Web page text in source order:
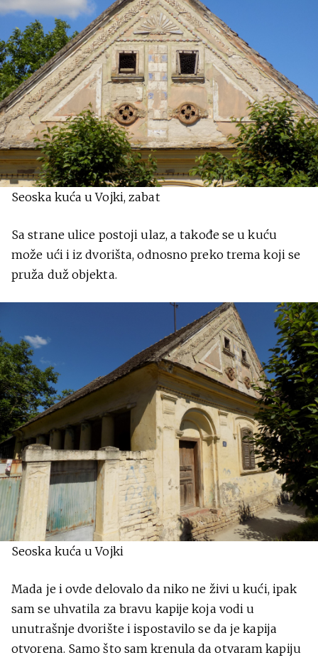
Seoska kuća u Vojki, zabat
Sa strane ulice postoji ulaz, a takođe se u kuću
može ući i iz dvorišta, odnosno preko trema koji se
pruža duž objekta.
Seoska kuća u Vojki
Mada je i ovde delovalo da niko ne živi u kući, ipak
sam se uhvatila za bravu kapije koja vodi u
unutrašnje dvorište i ispostavilo se da je kapija
otvorena. Samo što sam krenula da otvaram kapiju